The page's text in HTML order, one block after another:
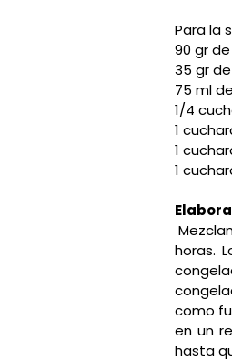
Para la
90 gr
35 gr
75 ml
1/4
1
1
1
horas.
como
en un
hasta